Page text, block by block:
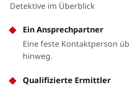
Detektive im Überblick
Ein Ansprechpartner
Eine feste Kontaktperson
hinweg.
Qualifizierte Ermittler